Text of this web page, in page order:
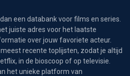
een databank voor films en series.
juiste adres voor het laatste
over jouw favoriete acteur.
recente toplijsten, zodat je altijd
in de bioscoop of op televisie.
het unieke platform van